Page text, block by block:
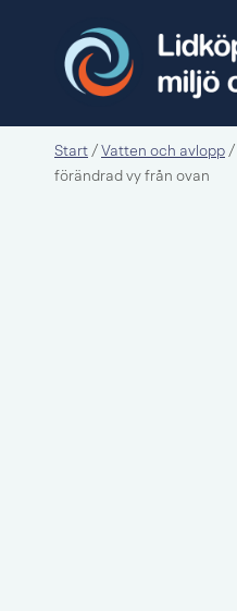
Start / Vatten och avlopp /
förändrad vy från ovan